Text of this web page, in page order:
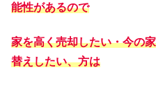
能性があるので
家を高く売却したい・今の
替えしたい、方は